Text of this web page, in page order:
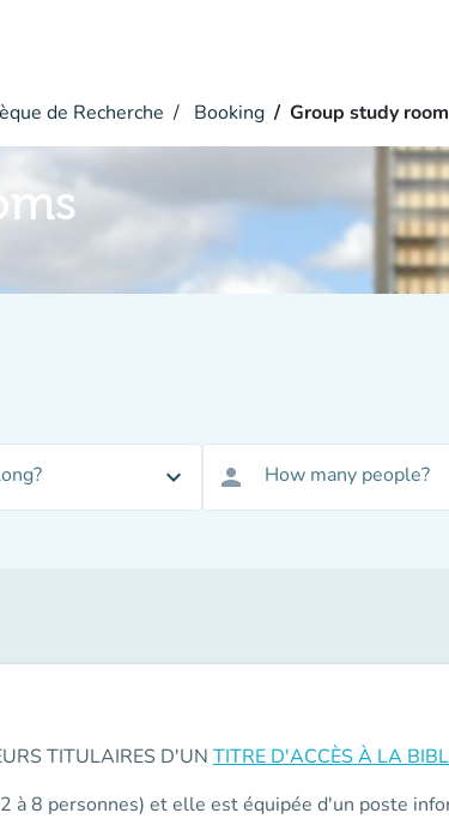
de Recherche Booking Group study
expand_more person How many people?
TITULAIRES D'UN TITRE D'ACCÈS À LA
à 8 personnes) et elle est équipée d'un poste